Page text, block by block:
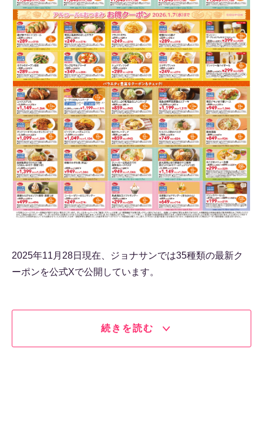
2025年11月28日現在、ジョナサンでは35種類の最新ク
ーポンを公式Xで公開しています。
続きを読む